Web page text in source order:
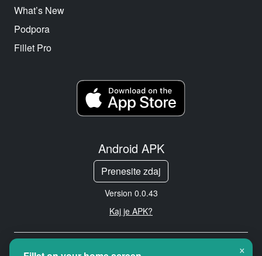
What’s New
Podpora
Fillet Pro
Android APK
Prenesite zdaj
Version 0.0.43
Kaj je APK?
Copyright © 2026 Cityredbird ×